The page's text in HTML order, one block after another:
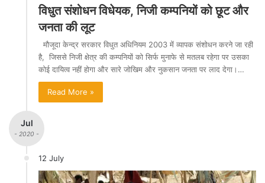
विधुत संशोधन विधेयक, निजी कम्पनियों को छूट और
जनता की लूट
मौजूदा केन्द्र सरकार विधुत अधिनियम 2003 में व्यापक संशोधन करने जा रही
है, जिससे निजी क्षेत्र की कम्पनियों को सिर्फ मुनाफे से मतलब रहेगा पर उसका
कोई दायित्व नहीं होगा और सारे जोखिम और नुकसान जनता पर लाद देगा।…
Read More »
Jul
- 2020 -
12 July